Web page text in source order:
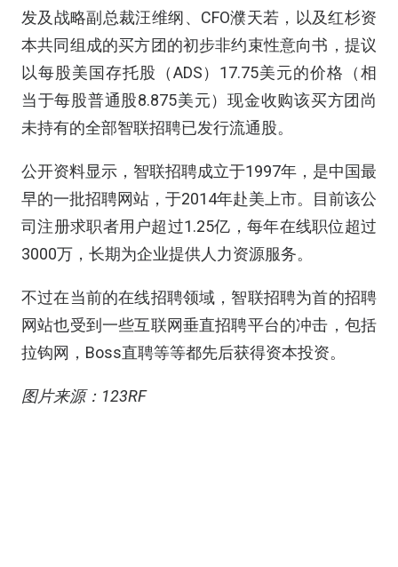
发及战略副总裁汪维纲、CFO濮天若，以及红杉资
本共同组成的买方团的初步非约束性意向书，提议
以每股美国存托股（ADS）17.75美元的价格（相
当于每股普通股8.875美元）现金收购该买方团尚
未持有的全部智联招聘已发行流通股。
公开资料显示，智联招聘成立于1997年，是中国最
早的一批招聘网站，于2014年赴美上市。目前该公
司注册求职者用户超过1.25亿，每年在线职位超过
3000万，长期为企业提供人力资源服务。
不过在当前的在线招聘领域，智联招聘为首的招聘
网站也受到一些互联网垂直招聘平台的冲击，包括
拉钩网，Boss直聘等等都先后获得资本投资。
图片来源：123RF